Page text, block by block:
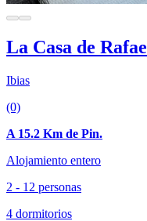
La Casa de
Ibias
(0)
A 15.2 Km de Pin.
Alojamiento entero
2 - 12 personas
4 dormitorios